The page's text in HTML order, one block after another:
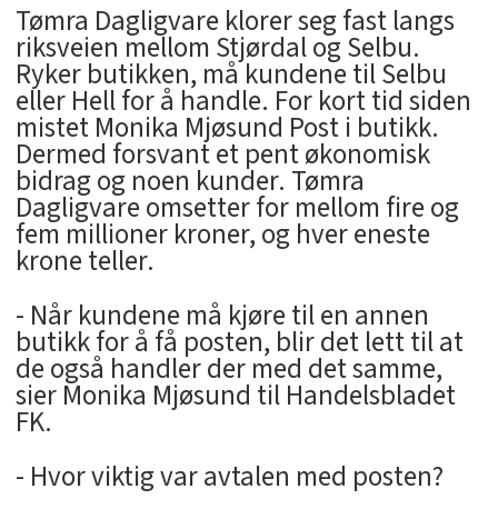
Tømra Dagligvare klorer seg fast langs
riksveien mellom Stjørdal og Selbu.
Ryker butikken, må kundene til Selbu
eller Hell for å handle. For kort tid siden
mistet Monika Mjøsund Post i butikk.
Dermed forsvant et pent økonomisk
bidrag og noen kunder. Tømra
Dagligvare omsetter for mellom fire og
fem millioner kroner, og hver eneste
krone teller.
- Når kundene må kjøre til en annen
butikk for å få posten, blir det lett til at
de også handler der med det samme,
sier Monika Mjøsund til Handelsbladet
FK.
- Hvor viktig var avtalen med posten?